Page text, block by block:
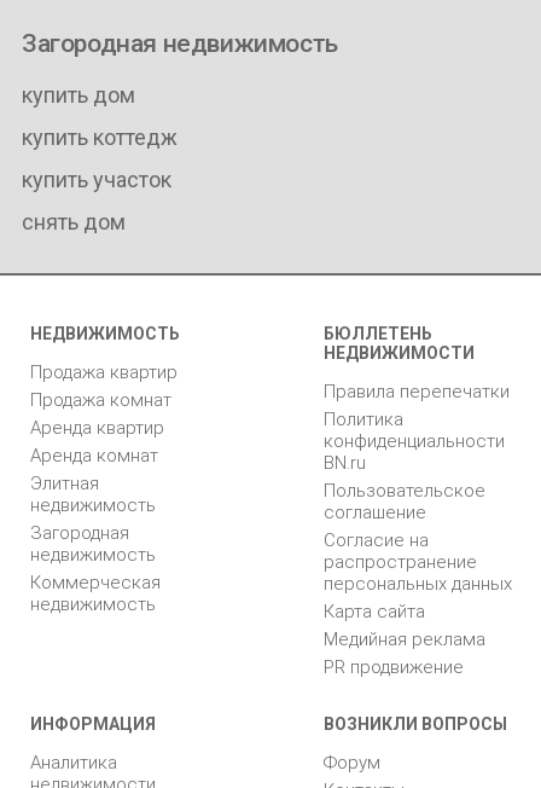
Загородная недвижимость
купить дом
купить коттедж
купить участок
снять дом
НЕДВИЖИМОСТЬ
Продажа квартир
Продажа комнат
Аренда квартир
Аренда комнат
Элитная
недвижимость
Загородная
недвижимость
Коммерческая
недвижимость
БЮЛЛЕТЕНЬ
НЕДВИЖИМОСТИ
Правила перепечатки
Политика
конфиденциальности
BN.ru
Пользовательское
соглашение
Согласие на
распространение
персональных данных
Карта сайта
Медийная реклама
PR продвижение
ИНФОРМАЦИЯ
Аналитика
ВОЗНИКЛИ ВОПРОСЫ
Форум